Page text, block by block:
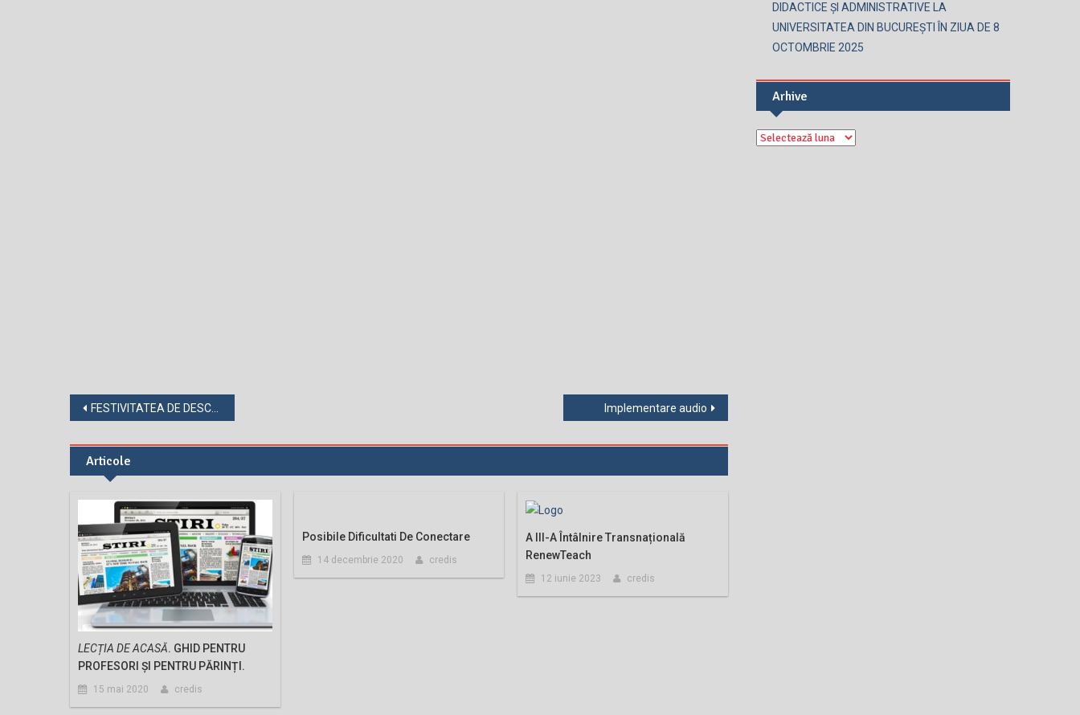
Navigare
în
articole
FESTIVITATEA DE DESCHIDERE A ANULUI UNIVERSITAR 2021 – 2022 Implementare audio
Articole
LECȚIA DE ACASĂ. GHID PENTRU
PROFESORI ȘI PENTRU PĂRINȚI.
15 mai 2020 credis
Posibile Dificultati De Conectare
14 decembrie 2020 credis
A III-A Întâlnire Transnațională
RenewTeach
12 iunie 2023 credis
DIDACTICE ȘI ADMINISTRATIVE LA
UNIVERSITATEA DIN BUCUREȘTI ÎN ZIUA DE 8
OCTOMBRIE 2025
Arhive
Arhive